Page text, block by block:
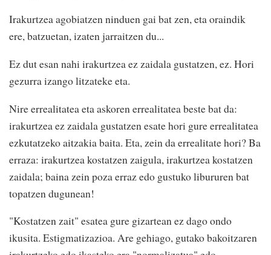
Irakurtzea agobiatzen ninduen gai bat zen, eta oraindik
ere, batzuetan, izaten jarraitzen du...
Ez dut esan nahi irakurtzea ez zaidala gustatzen, ez. Hori
gezurra izango litzateke eta.
Nire errealitatea eta askoren errealitatea beste bat da:
irakurtzea ez zaidala gustatzen esate hori gure errealitatea
ezkutatzeko aitzakia baita. Eta, zein da errealitate hori? Ba
erraza: irakurtzea kostatzen zaigula, irakurtzea kostatzen
zaidala; baina zein poza erraz edo gustuko libururen bat
topatzen dugunean!
"Kostatzen zait" esatea gure gizartean ez dago ondo
ikusita. Estigmatizazioa. Are gehiago, gutako bakoitzaren